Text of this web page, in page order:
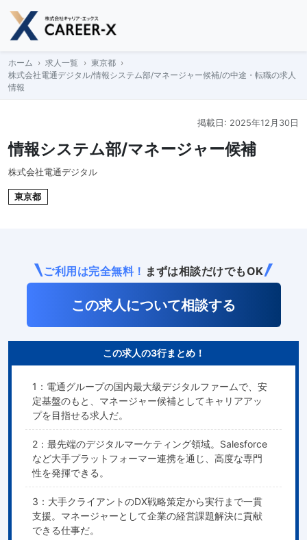
Skip
content
ホーム 求人一覧
東京都
株式会社電通デジタル/情報システム部/マネージャー候補/の中途・転職の求人
情報
掲載日: 2025年12月30日
情報システム部/マネージャー候補
株式会社電通デジタル
東京都
ご利用は完全無料！ まずは相談だけでもOK
この求人について相談する
この求人の3行まとめ！
1：電通グループの国内最大級デジタルファームで、安
定基盤のもと、マネージャー候補としてキャリアアッ
プを目指せる求人だ。
2：最先端のデジタルマーケティング領域。Salesforce
など大手プラットフォーマー連携を通じ、高度な専門
性を発揮できる。
3：大手クライアントのDX戦略策定から実行まで一貫
支援。マネージャーとして企業の経営課題解決に貢献
できる仕事だ。